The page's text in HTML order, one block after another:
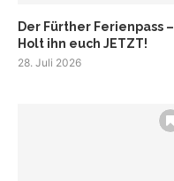
Der Fürther Ferienpass –
Holt ihn euch JETZT!
28. Juli 2026